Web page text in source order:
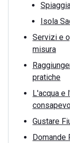
Isola
Servizi e
misura
pratiche
L'acqua e
Gustare
Domande